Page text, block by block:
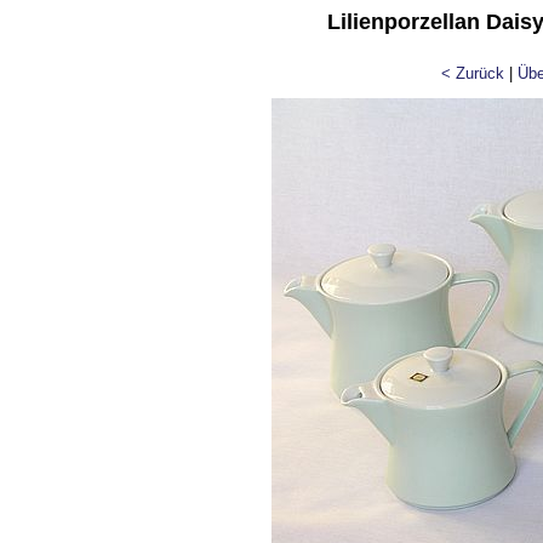
Lilienporzellan
< Zurück|